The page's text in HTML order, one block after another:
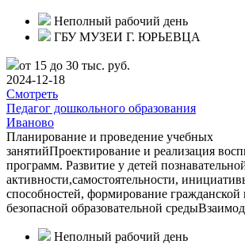
Неполный рабочий день
ГБУ МУЗЕИ Г. ЮРЬЕВЦА
от 15 до 30 тыс. руб.
2024-12-18
Смотреть
Педагог дошкольного образования
Иваново
Планирование и проведение учебных
занятийПроектирование и реализация
программ. Развитие у детей
активности,самостоятельности,
способностей, формирование
безопасной образовательной
Неполный рабочий день